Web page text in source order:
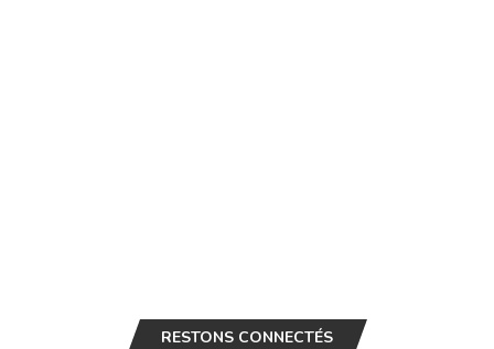
RESTONS CONNECTÉS